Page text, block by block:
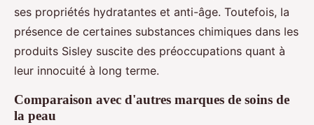
ses propriétés hydratantes et anti-âge. Toutefois, la
présence de certaines substances chimiques dans les
produits Sisley suscite des préoccupations quant à
leur innocuité à long terme.
Comparaison avec d'autres marques de soins de
la peau